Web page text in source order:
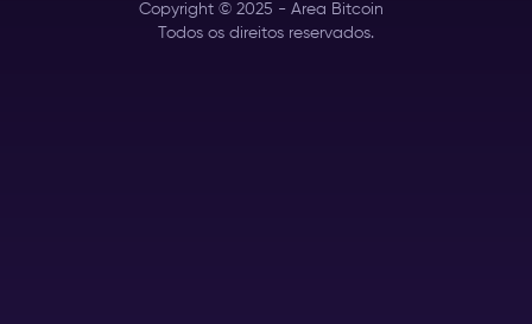
Copyright © 2025 - Area Bitcoin
Todos os direitos reservados.